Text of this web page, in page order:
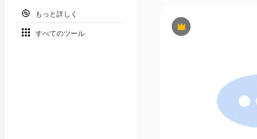
もっと詳しく
すべてのツール
Premium